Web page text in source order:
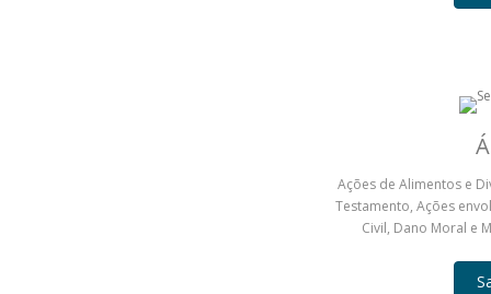
Ações de Alimentos e
Testamento, Ações
Civil, Dano Moral e